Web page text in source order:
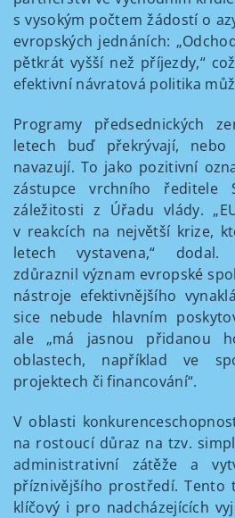
s vysokým počtem žádostí o
evropských jednáních:
pětkrát vyšší než příjezdy,“
efektivní návratová politika
Programy předsednických
letech buď překrývají,
navazují. To jako pozitivní
zástupce vrchního ředitele
záležitosti z Úřadu vlády.
v reakcích na největší krize,
letech vystavena,“ dodal.
zdůraznil význam evropské
nástroje efektivnějšího
sice nebude hlavním
ale „má jasnou přidanou
oblastech, například ve
projektech či financování“.
V oblasti
na rostoucí důraz na tzv.
administrativní zátěže a
příznivějšího prostředí. Tento
klíčový i pro nadcházejících